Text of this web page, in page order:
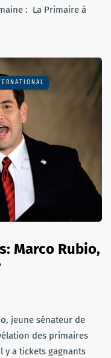
: La Primaire à
Marco Rubio,
jeune sénateur de
des primaires
a tickets gagnants